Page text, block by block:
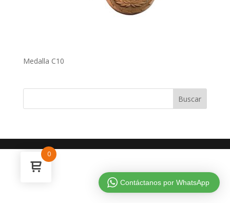
Medalla C10
0
Contáctanos por WhatsApp